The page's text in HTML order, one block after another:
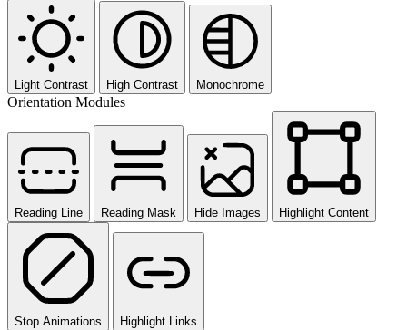
Light Contrast High Contrast Monochrome
Orientation Modules
Reading Line Reading Mask Hide Images Highlight Content
Stop Animations Highlight Links